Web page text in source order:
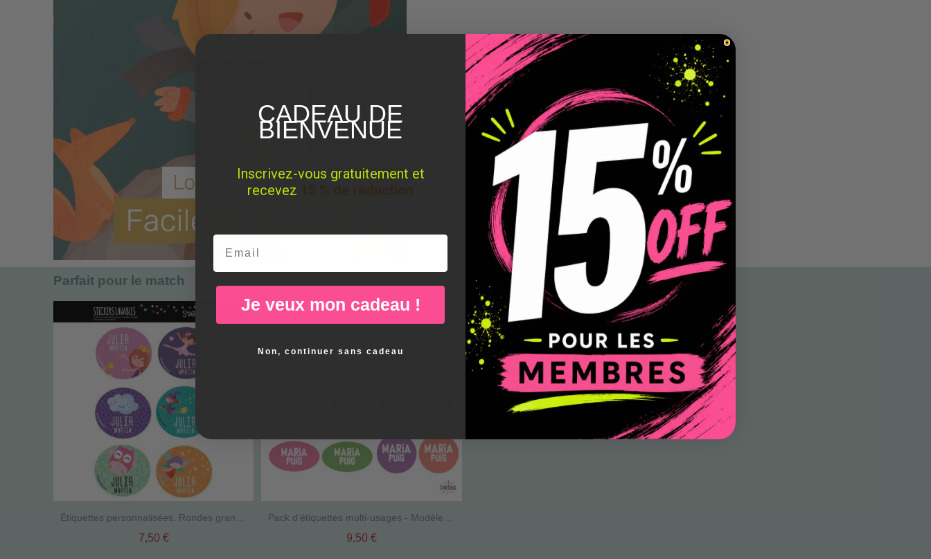
Parfait pour le match
7,50 € 9,50 €
CADEAU DE
BIENVENUE
Inscrivez-vous gratuitement et
recevez
15 % de réduction
Email
Je veux mon cadeau !
Non, continuer sans cadeau